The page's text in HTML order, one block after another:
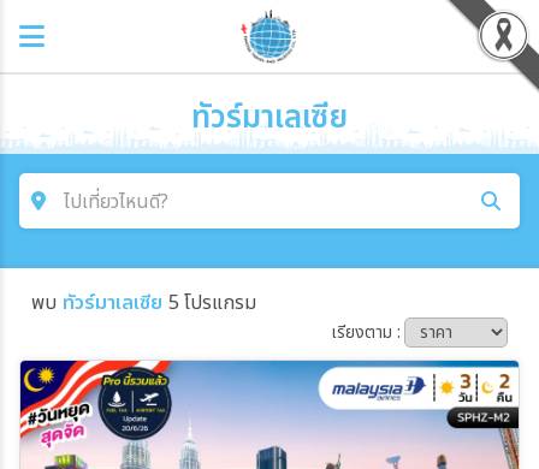
ทัวร์มาเลเซีย
ไปเที่ยวไหนดี?
ค้นหาโปรแกรมทัวร์
โซน
พบ ทัวร์มาเลเซีย 5 โปรแกรม
เรียงตาม :